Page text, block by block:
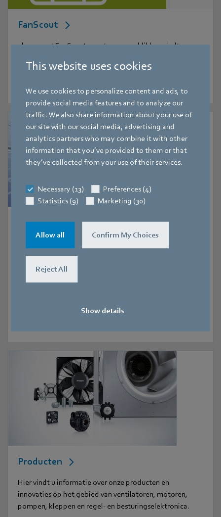
This website uses cookies
We use cookies to personalize content and ads, to
provide social media features and to analyze our
traffic. We also share information about your use of
our site with our social media, advertising and
analytics partners who may combine it with other
information that you’ve provided to them or that
they’ve collected from your use of their services.
Necessary (13)
Preferences (4)
Statistics (9)
Marketing (30)
Allow all Confirm My Choices
Reject All
Show details
FanScout
ebm-papst FanScout – met een paar klikken vindt u uw
Sectoren
ons in uw sector, in de actuele situatie en in de
mogelijkheden die er liggen. Ons doel is om op de
hebben bereikt door een kijkje te nemen bij onze
Producten
Hier vindt u informatie over onze producten en
innovaties op het gebied van ventilatoren, motoren,
pompen, kleppen en regel- en besturingselektronica.